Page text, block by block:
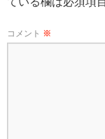
コメント ※